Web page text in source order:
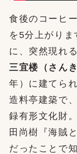
食後のコーヒ
を5分上がり
に、突然現れ
三宜楼（さんき
年）に建てら
造料亭建築で
録有形文化財
田尚樹『海賊
だったことで